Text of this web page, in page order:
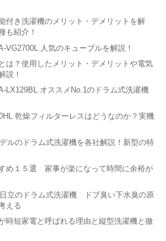
付き洗濯機のメリット・デメリットを解
も紹介！
VG2700L 人気のキューブルを解説！
は？使用したメリット・デメリットや電気
説！
LX129BL オススメNo.1のドラム式洗濯機
乾燥フィルターレスはどうなのか？実機
ルのドラム式洗濯機を各社解説！新型の特
め１５選 家事が楽になって時間に余裕が
日立のドラム式洗濯機 ドブ臭い下水臭の原
える
時短家電と呼ばれる理由と縦型洗濯機と徹